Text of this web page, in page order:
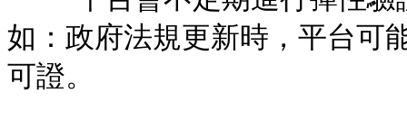
如：政府法規更新時，平台可
可證。